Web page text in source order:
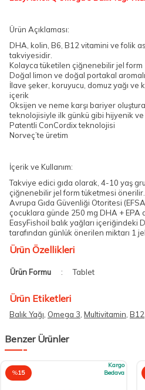
Ürün Açıklaması:
DHA, kolin, B6, B12 vitamini ve folik
takviyesidir.
Kolayca tüketilen çiğnenebilir jel form
Doğal limon ve doğal portakal aromalı
İlave şeker, koruyucu, domuz yağı ve
içerik
Oksijen ve neme karşı bariyer
teknolojisiyle ilk günkü gibi hijyenik
Patentli ConCordix teknolojisi
Norveç’te üretim
İçerik ve Kullanım:
Takviye edici gıda olarak, 4-10 yaş
çiğnenebilir jel form tüketmesi önerilir.
Avrupa Gıda Güvenliği Otoritesi
çocuklara günde 250 mg DHA + EPA
EasyFishoil balık yağları içeriğindeki
tarafından günlük önerilen miktarı 1
Ürün Özellikleri
Ürün Formu : Tablet
Ürün Etiketleri
Balık Yağı, Omega 3, Multivitamin, B12
Benzer Ürünler
%15
Kargo
Bedava